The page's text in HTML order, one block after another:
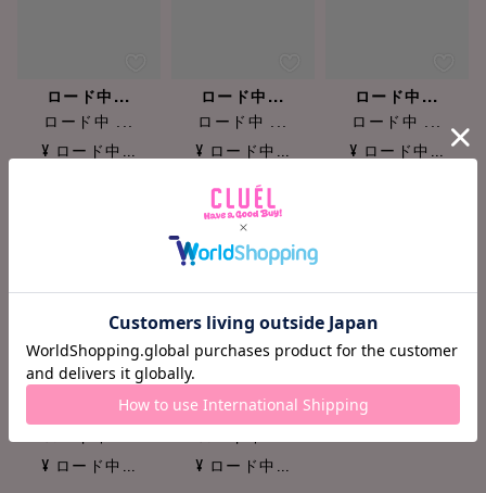
ロード中...
ロード中 ...
¥ ロード中...
ロード中...
ロード中 ...
¥ ロード中...
ロード中...
ロード中 ...
¥ ロード中...
ロード中...
¥ ロード中...
ロード中...
¥ ロード中...